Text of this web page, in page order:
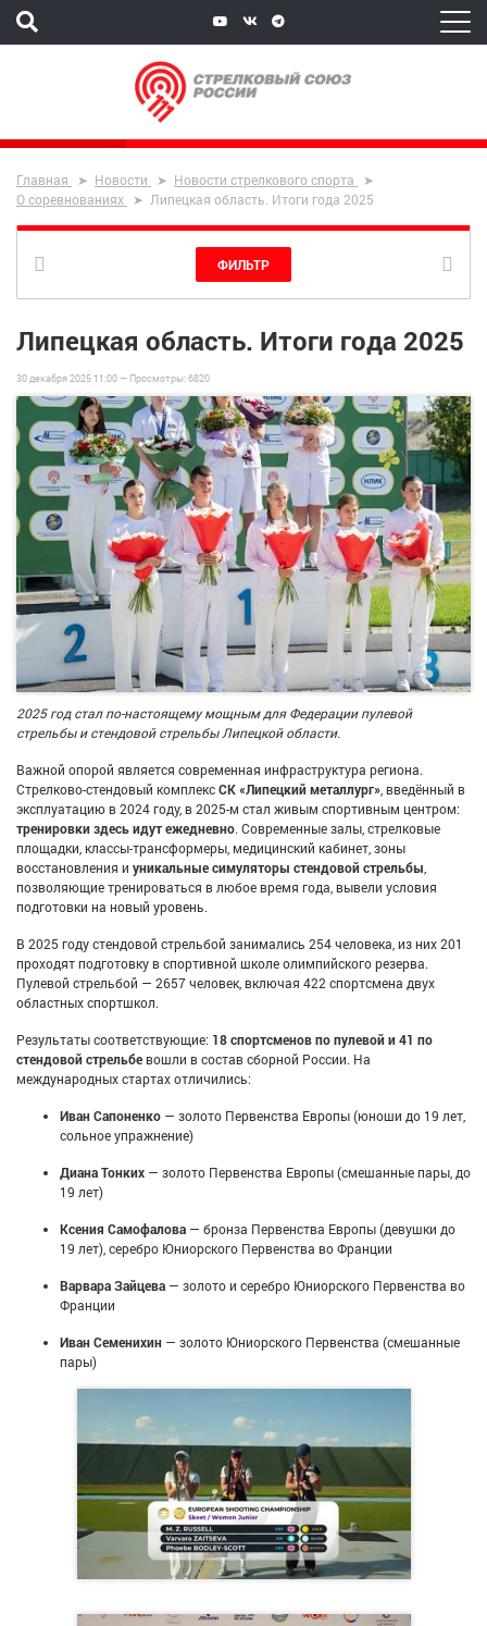
Главная Новости
Новости стрелкового спорта
О соревнованиях
Липецкая область. Итоги года 2025
ФИЛЬТР
Липецкая область. Итоги года 2025
30 декабря 2025 11:00 — Просмотры:6820
2025 год стал по-настоящему мощным для Федерации пулевой
стрельбы и стендовой стрельбы Липецкой области.
Важной опорой является современная инфраструктура региона.
Стрелково-стендовый комплексСК «Липецкий металлург» , введённый в
эксплуатацию в 2024 году, в 2025-м стал живым спортивным центром:
тренировки здесь идут ежедневно. Современные залы, стрелковые
площадки, классы-трансформеры, медицинский кабинет, зоны
восстановления и уникальные симуляторы стендовой стрельбы
позволяющие тренироваться в любое время года, вывели условия
подготовки на новый уровень.
В 2025 году стендовой стрельбой занимались 254 человека, из них 201
проходят подготовку в спортивной школе олимпийского резерва.
Пулевой стрельбой — 2657 человек, включая 422 спортсмена двух
областных спортшкол.
Результаты соответствующие: 18 спортсменов по пулевой и 41 по
стендовой стрельбевошли в состав сборной России. На
международных стартах отличились:
Иван Сапоненко — золото Первенства Европы (юноши до 19 лет,
сольное упражнение)
Диана Тонких — золото Первенства Европы (смешанные пары, до
19 лет)
Ксения Самофалова — бронза Первенства Европы (девушки до
19 лет), серебро Юниорского Первенства во Франции
Варвара Зайцева — золото и серебро Юниорского Первенства во
Франции
Иван Семенихин — золото Юниорского Первенства (смешанные
пары)